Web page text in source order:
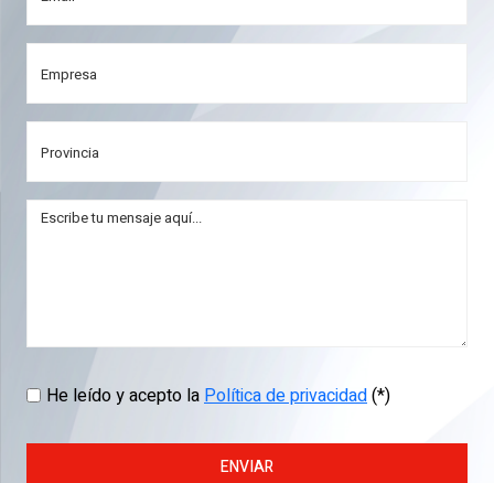
He leído y acepto laPolítica de privacidad(*)
ENVIAR